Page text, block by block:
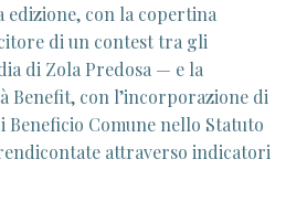
con la copertina
di un contest tra gli
di Zola Predosa — e la
Benefit, con l’incorporazione di
Beneficio Comune nello Statuto
attraverso indicatori